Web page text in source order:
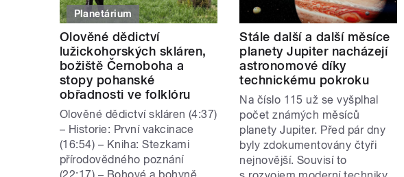
Planetárium
Olověné dědictví
lužickohorských skláren,
božiště Černoboha a
stopy pohanské
obřadnosti ve folklóru
Olověné dědictví skláren (4:37)
– Historie: První vakcinace
(16:54) – Kniha: Stezkami
přírodovědného poznání
(22:17) – Bohové a bohyně
Stále další a další měsíce
planety Jupiter nacházejí
astronomové díky
technickému pokroku
Na číslo 115 už se vyšplhal
počet známých měsíců
planety Jupiter. Před pár dny
byly zdokumentovány čtyři
nejnovější. Souvisí to